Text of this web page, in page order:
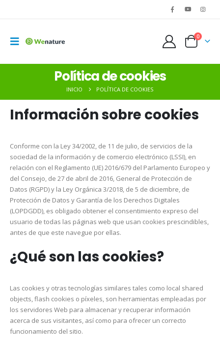
0
Política de cookies
INICIO POLÍTICA DE COOKIES
Información sobre cookies
Conforme con la Ley 34/2002, de 11 de julio, de servicios de la
sociedad de la información y de comercio electrónico (LSSI), en
relación con el Reglamento (UE) 2016/679 del Parlamento Europeo y
del Consejo, de 27 de abril de 2016, General de Protección de
Datos (RGPD) y la Ley Orgánica 3/2018, de 5 de diciembre, de
Protección de Datos y Garantía de los Derechos Digitales
(LOPDGDD), es obligado obtener el consentimiento expreso del
usuario de todas las páginas web que usan cookies prescindibles,
antes de que este navegue por ellas.
¿Qué son las cookies?
Las cookies y otras tecnologías similares tales como local shared
objects, flash cookies o píxeles, son herramientas empleadas por
los servidores Web para almacenar y recuperar información
acerca de sus visitantes, así como para ofrecer un correcto
funcionamiento del sitio.